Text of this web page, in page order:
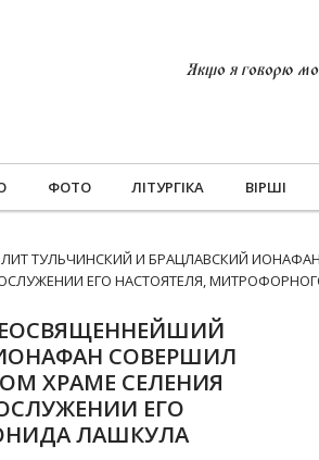
Якщо я говорю
ФОТО ЛІТУРГІКА ВІРШІ
ТУЛЬЧИНСКИЙ И БРАЦЛАВСКИЙ
ЕГО НАСТОЯТЕЛЯ,
СОВЕРШИЛ
ХРАМЕ СЕЛЕНИЯ
ЕГО
ЛАШКУЛА